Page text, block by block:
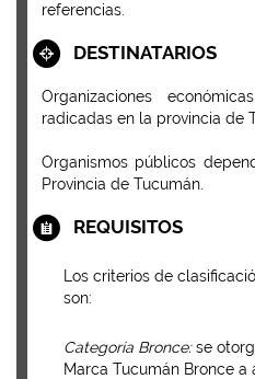
referencias.
DESTINATARIOS
Organizaciones
radicadas en la provincia de
Organismos públicos
Provincia de Tucumán.
REQUISITOS
Los criterios de
son:
Categoría Bronce:se
Marca Tucumán Bronce